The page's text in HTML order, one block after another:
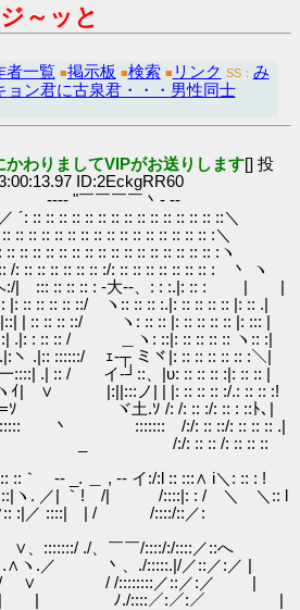
～ッと
者一覧 ■掲示板 ■検索 ■ リンク SS： み
ョン君に古泉君・・・男性同士
かわりましてVIPがお送りします[] 投
ID:2EckgRR60
￣￣丶‐ --
:: :: :: :: :: :: :: :: :: ::＼
:: :: :: :: :: :: :: :: :: :: :: :: :: :＼
:: :: :: :: :: :: :: :: :: :: :: :: :: :: :: :ヽ
:: :: :: :: :/: :: :: :: :: :: :: :: : 丶 ヽ
:: : -大--、: : :.|: :: : | |
:: :: :: :: ::/ ヽ:: :: :: :.|: :: :: :: :: |: :: .|
| :: :: :: ::/ ヽ: :: :: |: :: :: :: :: |: ::: |
.|: : :: :: / ＿ヽ: ::|: :: :: :: :: ヽ:: :|
.|:: ::::::/ ｪ‐┬ ミヾ|: :: :: :: :: :: :＼|
.| :: / イ‐┘::、|υ: :: :: :: :|: :: :: |
| ∨ |:||:::ノ| | |: :: :: :: :/.: :: :: :!
ｿ ヾ土.ｿ /: /: :: :/: :: : ::ﾄ､|
丶 ::::::: /:/: :: ::/: :: :: :: .|
/:/: :: :: /: :: :: ::
＿ , -‐ イ:/:l :: :::∧ i＼: :: : !
| ｀! /| /::::|: : / ＼ ＼:: l
| / /::::/::／:
￣￣/::::/:/::::／::へ
./:::::.|/／::／:／ |
／::／:／ |
／:／:／ |